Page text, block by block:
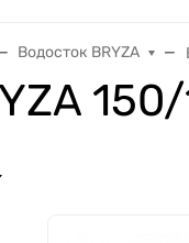
Водосток BRYZA
150/